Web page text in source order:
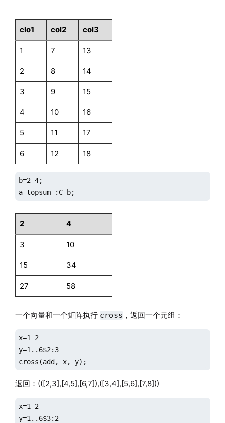
clo1 col2 col3
1 7 13
2 8 14
3 9 15
4 10 16
5 11 17
6 12 18
b=2 4;
a topsum :C b;
2 4
3 10
15 34
27 58
一个向量和一个矩阵执行 cross ，返回一个元组：
x=1 2
y=1..6$2:3
cross(add, x, y);
返回：(([2,3],[4,5],[6,7]),([3,4],[5,6],[7,8]))
x=1 2
y=1..6$3:2